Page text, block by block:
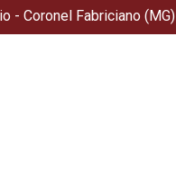
- Coronel Fabriciano (MG)